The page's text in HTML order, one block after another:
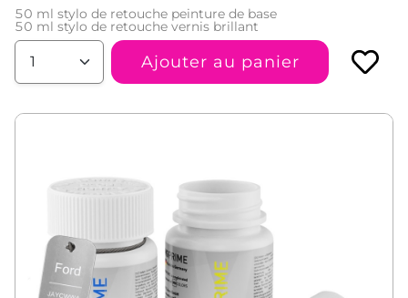
50 ml stylo de retouche peinture de base
50 ml stylo de retouche vernis brillant
Ajouter au panier